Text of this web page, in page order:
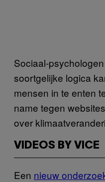
Sociaal-
soortgelijke logica
mensen in te enten
name tegen
over
VIDEOS BY VICE
Een nieuw